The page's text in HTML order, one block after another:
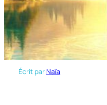
Écrit par Naïa